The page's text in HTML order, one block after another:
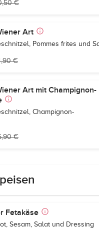
€
Art
Pommes frites und
€
Art mit Champignon-
Champignon-
€
Fetakäse
Sesam, Salat und Dressing